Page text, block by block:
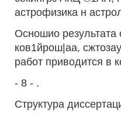
астрофизика н
Осношио результата
ков1йрош|аа,
работ приводится в
- 8 - .
Структура